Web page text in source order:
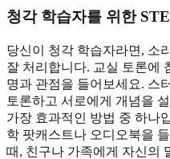
청각 학습자를 위한
당신이 청각 학습자라면, 소
잘 처리합니다. 교실 토론에
명과 관점을 들어보세요. 스
토론하고 서로에게 개념을
가장 효과적인 방법 중 하나
학 팟캐스트나 오디오북을
때, 친구나 가족에게 자신의